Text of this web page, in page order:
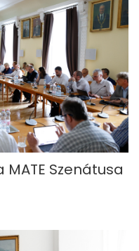
Szenátusa